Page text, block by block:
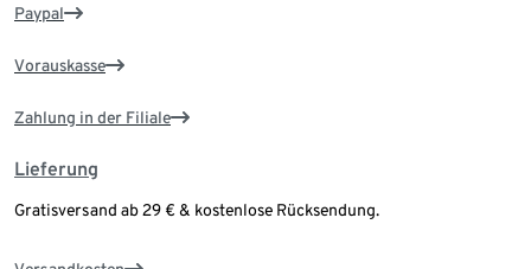
Paypal
Vorauskasse
Zahlung in der Filiale
Lieferung
Gratisversand ab 29 € & kostenlose Rücksendung.